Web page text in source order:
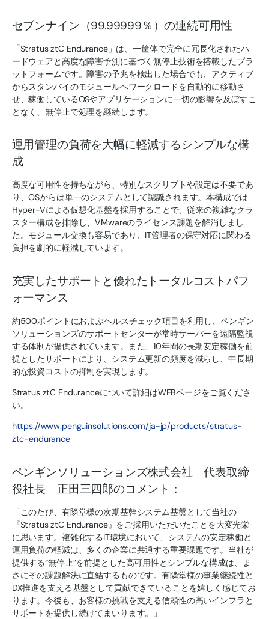
セブンナイン（99.99999％）の連続可用性
「Stratus ztC Endurance」は、一筐体で完全に冗長化されたハ
ードウェアと高度な障害予測に基づく無停止技術を搭載したプラ
ットフォームです。障害の予兆を検出した場合でも、アクティブ
からスタンバイのモジュールへワークロードを自動的に移動さ
せ、稼働しているOSやアプリケーションに一切の影響を及ぼすこ
となく、無停止で処理を継続します。
運用管理の負荷を大幅に軽減するシンプルな構
成
高度な可用性を持ちながら、特別なスクリプトや設定は不要であ
り、OSからは単一のシステムとして認識されます。本構成では
Hyper-Vによる仮想化基盤を採用することで、従来の複雑なクラ
スター構成を排除し、VMwareのライセンス課題を解消しまし
た。モジュール交換も容易であり、IT管理者の保守対応に関わる
負担を劇的に軽減しています。
充実したサポートと優れたトータルコストパフ
ォーマンス
約500ポイントにおよぶヘルスチェック項目を利用し、ペンギン
ソリューションズのサポートセンターが常時サーバーを遠隔監視
する体制が提供されています。また、10年間の長期安定稼働を前
提としたサポートにより、システム更新の頻度を減らし、中長期
的な投資コストの抑制を実現します。
Stratus ztC Enduranceについて詳細はWEBページをご覧くださ
い。
https://www.penguinsolutions.com/ja-jp/products/stratus-
ztc-endurance
ペンギンソリューションズ株式会社 代表取締
役社長 正田三四郎のコメント：
「このたび、有隣堂様の次期基幹システム基盤として当社の
『Stratus ztC Endurance』をご採用いただいたことを大変光栄
に思います。複雑化するIT環境において、システムの安定稼働と
運用負荷の軽減は、多くの企業に共通する重要課題です。当社が
提供する“無停止”を前提とした高可用性とシンプルな構成は、ま
さにその課題解決に直結するものです。有隣堂様の事業継続性と
DX推進を支える基盤として貢献できていることを嬉しく感じてお
ります。今後も、お客様の挑戦を支える信頼性の高いインフラと
サポートを提供し続けてまいります。」